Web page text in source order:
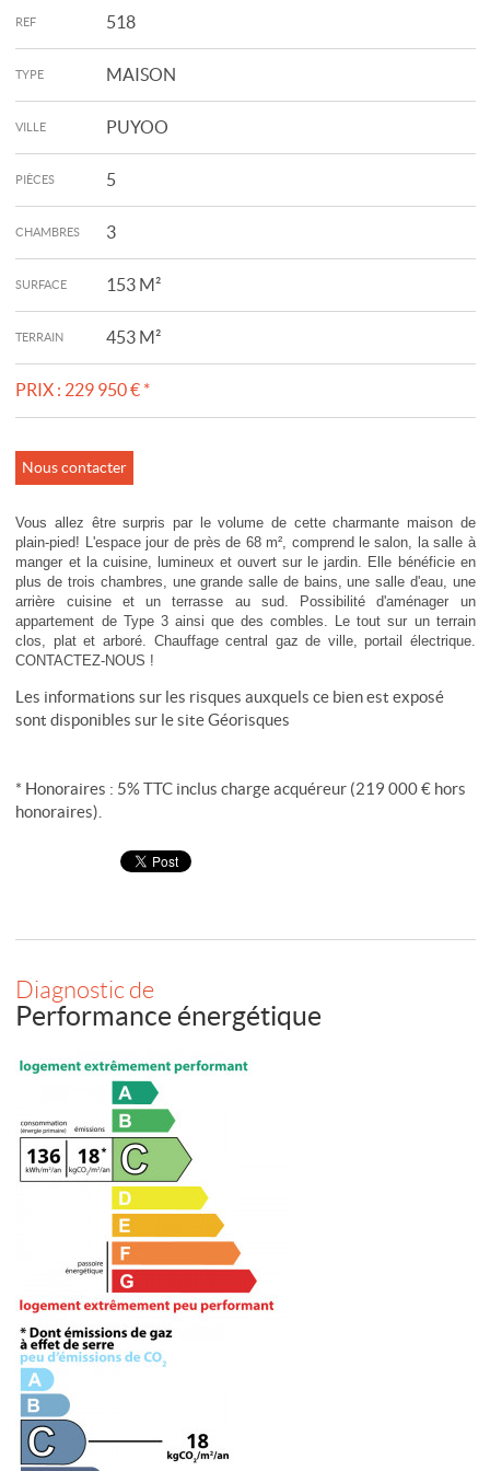
REF 518
TYPE MAISON
VILLE PUYOO
PIÈCES 5
CHAMBRES 3
SURFACE 153 M²
TERRAIN 453 M²
PRIX : 229 950 € *
Nous contacter
Vous allez être surpris par le volume de cette charmante maison de
plain-pied! L'espace jour de près de 68 m², comprend le salon, la salle à
manger et la cuisine, lumineux et ouvert sur le jardin. Elle bénéficie en
plus de trois chambres, une grande salle de bains, une salle d'eau, une
arrière cuisine et un terrasse au sud. Possibilité d'aménager un
appartement de Type 3 ainsi que des combles. Le tout sur un terrain
clos, plat et arboré. Chauffage central gaz de ville, portail électrique.
CONTACTEZ-NOUS !
Les informations sur les risques auxquels ce bien est exposé
sont disponibles sur le siteGéorisques
* Honoraires : 5% TTC inclus charge acquéreur (219 000 € hors
honoraires).
Diagnostic de
Performance énergétique